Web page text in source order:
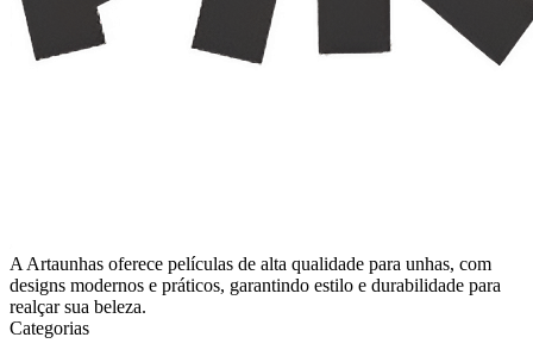
A Artaunhas oferece películas de alta qualidade para unhas, com
designs modernos e práticos, garantindo estilo e durabilidade para
realçar sua beleza.
Categorias